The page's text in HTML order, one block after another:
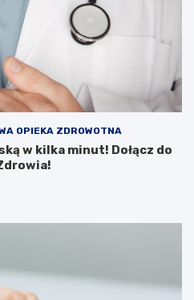
OPIEKA ZDROWOTNA
w kilka minut! Dołącz do